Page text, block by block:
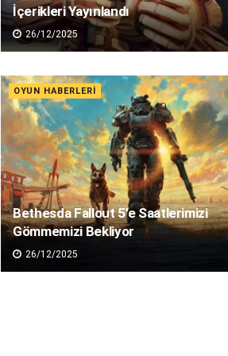
İçerikleri Yayınlandı
26/12/2025
OYUN HABERLERI
Bethesda Fallout 5’e Saatlerimizi
Gömmemizi Bekliyor
26/12/2025